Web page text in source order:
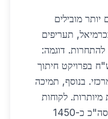
מובילים
ש"ח לק"ג. בכרמיאל, תעריפים
דוגמה:
ריהוט בצפון חסכה 15,000 ש"ח בפרויקט חיתוך
בנוסף, תמיכה
לקוחות
מיידית. (סה"כ כ-1450